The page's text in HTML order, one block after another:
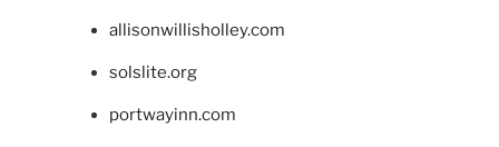
allisonwillisholley.com
solslite.org
portwayinn.com